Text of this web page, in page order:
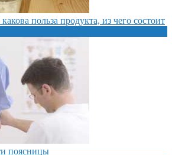
польза продукта, из чего состоит
поясницы